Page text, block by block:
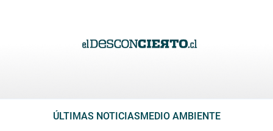
ÚLTIMAS NOTICIASMEDIO AMBIENTE